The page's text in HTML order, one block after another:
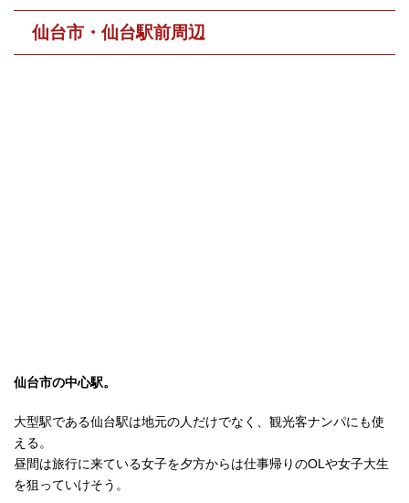
仙台市・仙台駅前周辺
仙台市の中心駅。
大型駅である仙台駅は地元の人だけでなく、観光客ナンパにも使
える。
昼間は旅行に来ている女子を夕方からは仕事帰りのOLや女子大生
を狙っていけそう。